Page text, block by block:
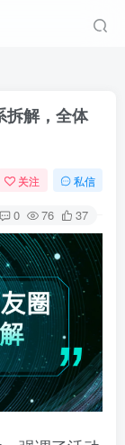
拆解，全体
关注 私信
0 76 37